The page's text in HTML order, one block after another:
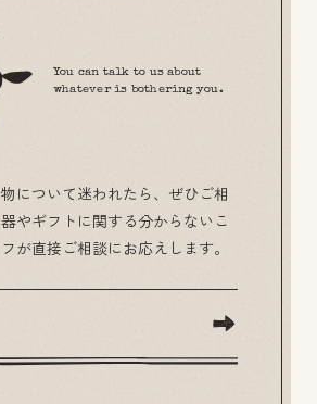
You can talk to us about
whatever is bothering you.
について迷われたら、ぜひご相
やギフトに関する分からないこ
が直接ご相談にお応えします。